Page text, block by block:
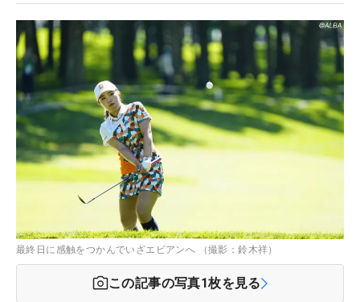
最終日に感触をつかんでいざエビアンへ （撮影：鈴木祥）
この記事の写真1枚を見る